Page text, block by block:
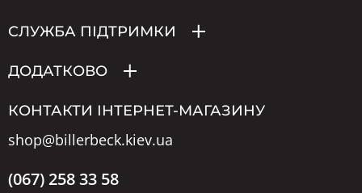
СЛУЖБА ПІДТРИМКИ
ДОДАТКОВО
КОНТАКТИ ІНТЕРНЕТ-МАГАЗИНУ
shop@billerbeck.kiev.ua
(067) 258 33 58